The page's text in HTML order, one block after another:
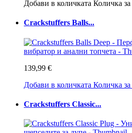
Добави в количката Количка за
Crackstuffers Balls...
139,99 €
Добави в количката Количка за
Crackstuffers Classic...